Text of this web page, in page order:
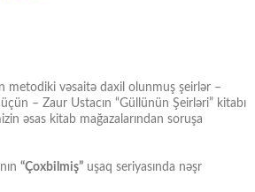
metodiki vəsaitə daxil olunmuş şeirlər –
– Zaur Ustacın “Güllünün Şeirləri” kitabı
əsas kitab mağazalarından soruşa
“Çoxbilmiş” uşaq seriyasında nəşr